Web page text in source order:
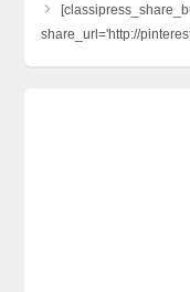
share_url='http://